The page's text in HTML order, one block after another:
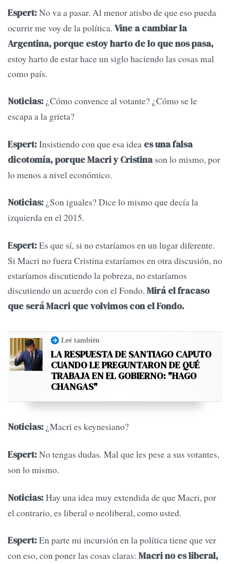
Espert:No va a pasar. Al menor atisbo de que eso pueda
ocurrir me voy de la política. Vine a cambiar la
Argentina, porque estoy harto de lo que nos pasa,
estoy harto de estar hace un siglo haciendo las cosas mal
como país.
Noticias: ¿Cómo convence al votante? ¿Cómo se le
escapa a la grieta?
Espert:Insistiendo con que esa idea es una falsa
dicotomía, porque Macri y Cristinason lo mismo, por
lo menos a nivel económico.
Noticias: ¿Son iguales? Dice lo mismo que decía la
izquierda en el 2015.
Espert:Es que sí, si no estaríamos en un lugar diferente.
Si Macri no fuera Cristina estaríamos en otra discusión, no
estaríamos discutiendo la pobreza, no estaríamos
discutiendo un acuerdo con el Fondo. Mirá el fracaso
que será Macri que volvimos con el Fondo.
Leé también
LA RESPUESTA DE SANTIAGO CAPUTO
CUANDO LE PREGUNTARON DE QUÉ
TRABAJA EN EL GOBIERNO: "HAGO
CHANGAS"
Noticias: ¿Macri es keynesiano?
Espert:No tengas dudas. Mal que les pese a sus votantes,
son lo mismo.
Noticias:Hay una idea muy extendida de que Macri, por
el contrario, es liberal o neoliberal, como usted.
Espert:En parte mi incursión en la política tiene que ver
con eso, con poner las cosas claras: Macri no es liberal,